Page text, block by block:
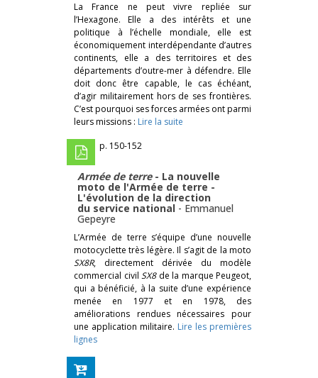
La France ne peut vivre repliée sur
l’Hexagone. Elle a des intérêts et une
politique à l’échelle mondiale, elle est
économiquement interdépendante d’autres
continents, elle a des territoires et des
départements d’outre-mer à défendre. Elle
doit donc être capable, le cas échéant,
d’agir militairement hors de ses frontières.
C’est pourquoi ses forces armées ont parmi
leurs missions : Lire la suite
p. 150-152
Armée de terre- La nouvelle
moto de l'Armée de terre -
L'évolution de la direction
du service national - Emmanuel
Gepeyre
L’Armée de terre s’équipe d’une nouvelle
motocyclette très légère. Il s’agit de la moto
SX8R, directement dérivée du modèle
commercial civil SX8de la marque Peugeot,
qui a bénéficié, à la suite d’une expérience
menée en 1977 et en 1978, des
améliorations rendues nécessaires pour
une application militaire. Lire les premières
lignes